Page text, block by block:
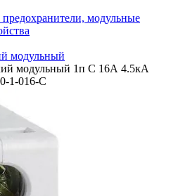
модульные
модульный
модульный 1п C 16А 4.5кА
1-016-C